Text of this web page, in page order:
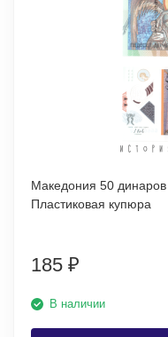
Македония 50 динаров
Пластиковая купюра
185 ₽
В наличии